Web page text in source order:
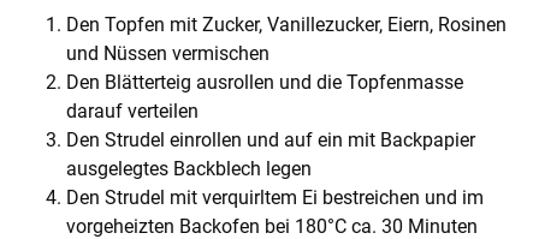
Den Topfen mit Zucker, Vanillezucker, Eiern, Rosinen
und Nüssen vermischen
Den Blätterteig ausrollen und die Topfenmasse
darauf verteilen
Den Strudel einrollen und auf ein mit Backpapier
ausgelegtes Backblech legen
Den Strudel mit verquirltem Ei bestreichen und im
vorgeheizten Backofen bei 180°C ca. 30 Minuten